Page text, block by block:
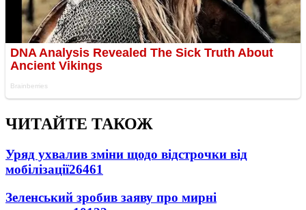
ЧИТАЙТЕ ТАКОЖ
Уряд ухвалив зміни щодо відстрочки від
мобілізації26461
Зеленський зробив заяву про мирні